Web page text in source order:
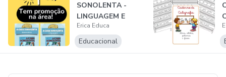
SONOLENTA -
LINGUAGEM E
MATEMÁTICA -
ALFABETIZAÇÃO
Erica Educa
Educacional